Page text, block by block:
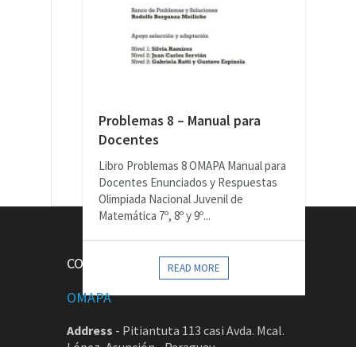
Problemas 8 – Manual para
Docentes
Libro Problemas 8 OMAPA Manual para
Docentes Enunciados y Respuestas
Olimpiada Nacional Juvenil de
Matemática 7º, 8º y 9º...
READ MORE
CONTACTOS
OMAPA
Address - Pitiantuta 113 casi Avda. Mcal.